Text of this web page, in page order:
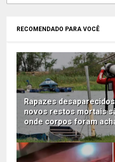
RECOMENDADO PARA VOCÊ
Rapazes
novos restos mortais
onde corpos foram